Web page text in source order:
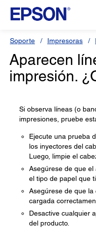
Soporte Impresoras
Aparecen
impresión.
Si observa líneas (o
impresiones, pruebe
Ejecute una prueba
los inyectores del
Luego, limpie el
Asegúrese de que
el tipo de papel que
Asegúrese de que
cargada
Desactive cualquier
del producto.